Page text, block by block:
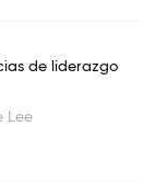
de liderazgo
Lee